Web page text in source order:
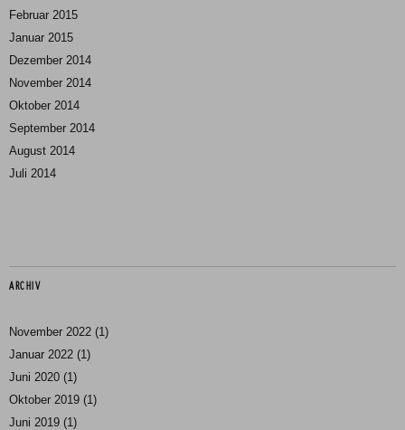
Februar 2015
Januar 2015
Dezember 2014
November 2014
Oktober 2014
September 2014
August 2014
Juli 2014
ARCHIV
November 2022 (1)
Januar 2022 (1)
Juni 2020 (1)
Oktober 2019 (1)
Juni 2019 (1)